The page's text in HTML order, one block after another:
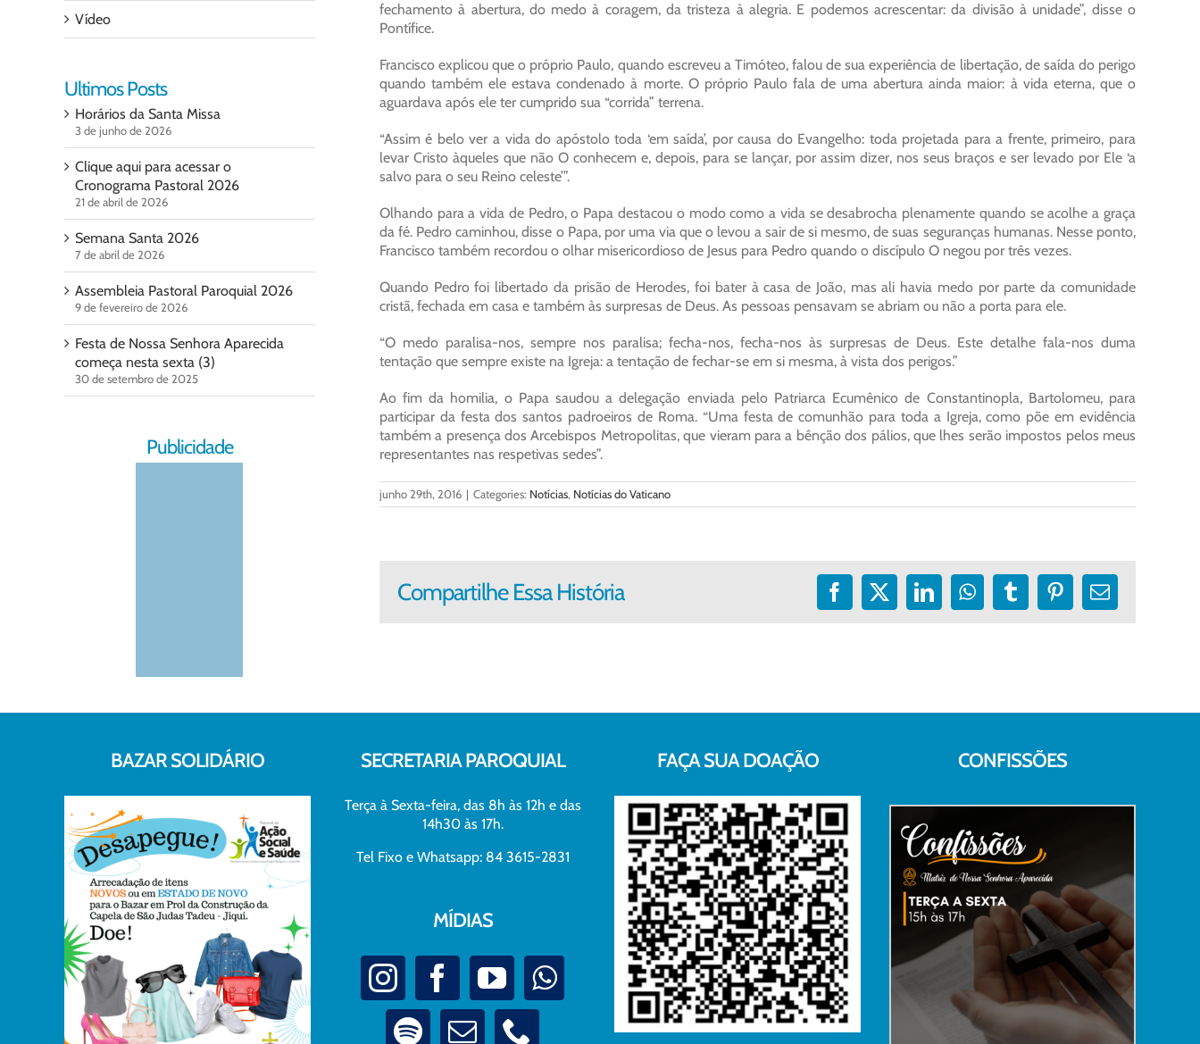
fechamento à abertura, do medo à coragem, da tristeza à alegria. E podemos acrescentar: da divisão à unidade”, disse o
Pontífice.
Francisco explicou que o próprio Paulo, quando escreveu a Timóteo, falou de sua experiência de libertação, de saída do perigo
quando também ele estava condenado à morte. O próprio Paulo fala de uma abertura ainda maior: à vida eterna, que o
aguardava após ele ter cumprido sua “corrida” terrena.
“Assim é belo ver a vida do apóstolo toda ‘em saída’, por causa do Evangelho: toda projetada para a frente, primeiro, para
levar Cristo àqueles que não O conhecem e, depois, para se lançar, por assim dizer, nos seus braços e ser levado por Ele ‘a
salvo para o seu Reino celeste’”.
Olhando para a vida de Pedro, o Papa destacou o modo como a vida se desabrocha plenamente quando se acolhe a graça
da fé. Pedro caminhou, disse o Papa, por uma via que o levou a sair de si mesmo, de suas seguranças humanas. Nesse ponto,
Francisco também recordou o olhar misericordioso de Jesus para Pedro quando o discípulo O negou por três vezes.
Quando Pedro foi libertado da prisão de Herodes, foi bater à casa de João, mas ali havia medo por parte da comunidade
cristã, fechada em casa e também às surpresas de Deus. As pessoas pensavam se abriam ou não a porta para ele.
“O medo paralisa-nos, sempre nos paralisa; fecha-nos, fecha-nos às surpresas de Deus. Este detalhe fala-nos duma
tentação que sempre existe na Igreja: a tentação de fechar-se em si mesma, à vista dos perigos.”
Ao fim da homilia, o Papa saudou a delegação enviada pelo Patriarca Ecumênico de Constantinopla, Bartolomeu, para
participar da festa dos santos padroeiros de Roma. “Uma festa de comunhão para toda a Igreja, como põe em evidência
também a presença dos Arcebispos Metropolitas, que vieram para a bênção dos pálios, que lhes serão impostos pelos meus
representantes nas respetivas sedes”.
junho 29th, 2016 | Categories: Notícias, Notícias do Vaticano
Compartilhe Essa História Facebook
X LinkedInWhatsApp
TumblrPinterest
E-
Vídeo
Ultimos Posts
Horários da Santa Missa
3 de junho de 2026
Clique aqui para acessar o
Cronograma Pastoral 2026
21 de abril de 2026
Semana Santa 2026
7 de abril de 2026
Assembleia Pastoral Paroquial 2026
9 de fevereiro de 2026
Festa de Nossa Senhora Aparecida
começa nesta sexta (3)
30 de setembro de 2025
Publicidade
BAZAR SOLIDÁRIO SECRETARIA PAROQUIAL
Terça à Sexta-feira, das 8h às 12h e das
14h30 às 17h.
Tel Fixo e Whatsapp: 84 3615-2831
MÍDIAS
FAÇA SUA DOAÇÃO CONFISSÕES